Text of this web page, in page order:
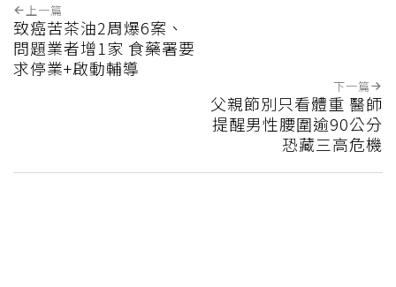
上一篇
致癌苦茶油2周爆6案、
問題業者增1家 食藥署要
求停業+啟動輔導
下一篇
父親節別只看體重 醫師
提醒男性腰圍逾90公分
恐藏三高危機